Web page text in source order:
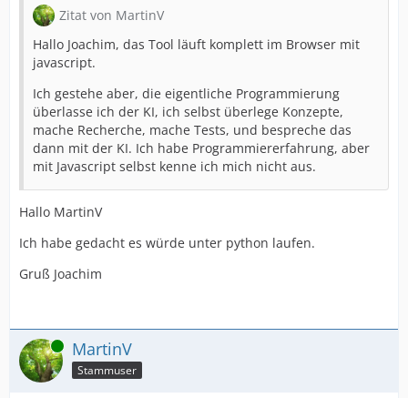
Zitat von MartinV
Hallo Joachim, das Tool läuft komplett im Browser mit
javascript.
Ich gestehe aber, die eigentliche Programmierung
überlasse ich der KI, ich selbst überlege Konzepte,
mache Recherche, mache Tests, und bespreche das
dann mit der KI. Ich habe Programmiererfahrung, aber
mit Javascript selbst kenne ich mich nicht aus.
Hallo MartinV
Ich habe gedacht es würde unter python laufen.
Gruß Joachim
Online MartinV
Stammuser